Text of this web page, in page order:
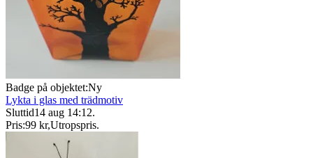
Badge på objektet:Ny
Lykta i glas med trädmotiv
Sluttid14 aug 14:12.
Pris:99 kr,Utropspris.